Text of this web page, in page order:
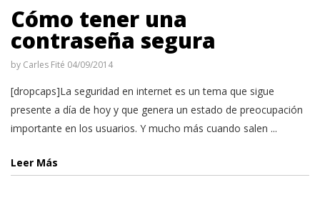
Cómo tener una
contraseña segura
by Carles Fité 04/09/2014
[dropcaps]La seguridad en internet es un tema que sigue
presente a día de hoy y que genera un estado de preocupación
importante en los usuarios. Y mucho más cuando salen ...
Leer Más